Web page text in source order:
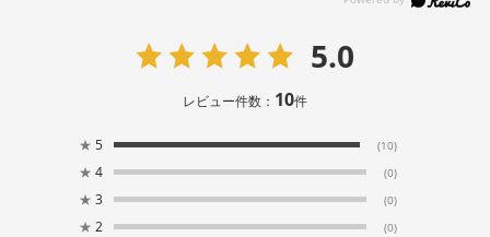
5.0
レビュー件数： 10件
★ 5 (10)
★ 4 (0)
★ 3 (0)
★ 2 (0)